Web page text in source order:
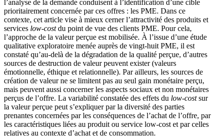
l’analyse de la demande conduisent à l’identification d’une cible
prioritairement concernée par ces offres : les PME. Dans ce
contexte, cet article vise à mieux cerner l’attractivité des produits et
services low-costdu point de vue des clients PME. Pour cela,
l’approche de la valeur perçue est mobilisée. À l’issue d’une étude
qualitative exploratoire menée auprès de vingt-huit PME, il est
constaté qu’au-delà de la dégradation de la qualité perçue, d’autres
sources de destruction de valeur peuvent exister (valeurs
émotionnelle, éthique et relationnelle). Par ailleurs, les sources de
création de valeur ne se limitent pas au seul gain monétaire perçu,
mais peuvent aussi concerner les aspects sociaux et non monétaires
perçus de l’offre. La variabilité constatée des effets du low-costsur
la valeur perçue peut s’expliquer par la diversité des parties
prenantes concernées par les conséquences de l’achat de l’offre, par
les caractéristiques liées au produit ou service low-cost et par celles
relatives au contexte d’achat et de consommation.